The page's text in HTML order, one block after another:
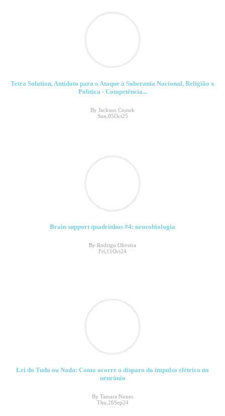
Tetra Solution, Antídoto para o Ataque à Soberania Nacional, Religião x
Política - Competência...
By Jackson Cionek
Sun,05Oct25
Brain support quadrinhos #4: neurobiologia
By Rodrigo Oliveira
Fri,11Oct24
Lei do Tudo ou Nada: Como ocorre o disparo do impulso elétrico no
neurônio
By Tamara Nunes
Thu,26Sep24